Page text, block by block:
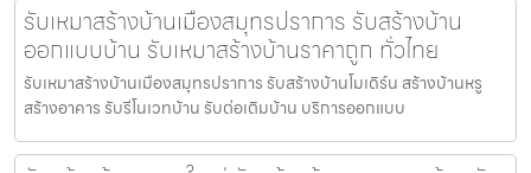
รับเหมาสร้างบ้านเมืองสมุทรปราการ รับสร้างบ้าน
ออกแบบบ้าน รับเหมาสร้างบ้านราคาถูก ทั่วไทย
รับเหมาสร้างบ้านเมืองสมุทรปราการ รับสร้างบ้านโมเดิร์น สร้างบ้านหรู
สร้างอาคาร รับรีโนเวทบ้าน รับต่อเติมบ้าน บริการออกแบบ